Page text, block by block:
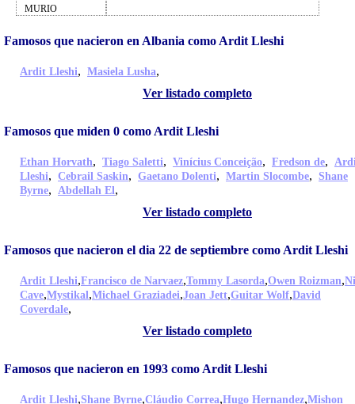
MURIO
Famosos que nacieron en Albania como Ardit Lleshi
Ardit Lleshi, Masiela Lusha,
Ver listado completo
Famosos que miden 0 como Ardit Lleshi
Ethan Horvath, Tiago Saletti, Vinícius Conceição, Fredson de,
Lleshi, Cebrail Saskin, Gaetano Dolenti, Martin Slocombe, Shane
Byrne, Abdellah El,
Ver listado completo
Famosos que nacieron el dia 22 de septiembre como Ardit Lleshi
Ardit Lleshi,Francisco de Narvaez,Tommy Lasorda,Owen Roizman,
Cave,Mystikal,Michael Graziadei,Joan Jett,Guitar Wolf,David
Coverdale,
Ver listado completo
Famosos que nacieron en 1993 como Ardit Lleshi
Ardit Lleshi,Shane Byrne,Cláudio Correa,Hugo Hernandez,Mishon